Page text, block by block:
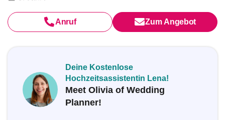
Anruf Zum Angebot
Deine Kostenlose
Hochzeitsassistentin Lena!
Meet Olivia of Wedding
Planner!